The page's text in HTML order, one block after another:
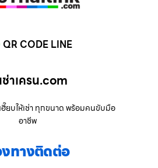
QR CODE LINE
ช่าเครน.com
ฮี๊ยบให้เช่า ทุกขนาด พร้อมคนขับมือ
อาชีพ
ทางติดต่อ